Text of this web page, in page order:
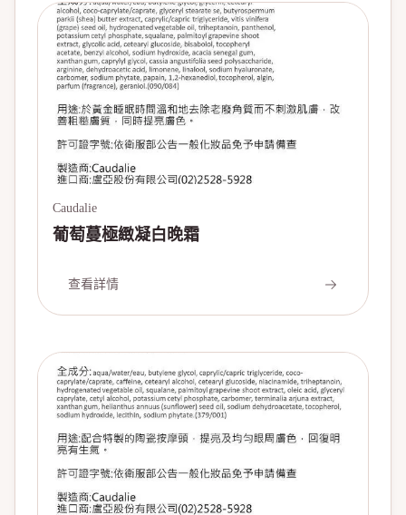
Caudalie
葡萄蔓極緻凝白晚霜
查看詳情